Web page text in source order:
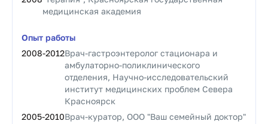
медицинская академия
Опыт работы
2008-2012Врач-гастроэнтеролог стационара и
амбулаторно-поликлинического
отделения, Научно-исследовательский
институт медицинских проблем Севера
Красноярск
2005-2010Врач-куратор, ООО "Ваш семейный доктор"